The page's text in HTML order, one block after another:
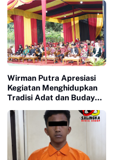
Wirman Putra Apresiasi
Kegiatan Menghidupkan
Tradisi Adat dan Budaya